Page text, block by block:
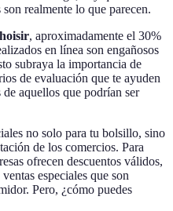
realmente lo que parecen.
, aproximadamente el 30%
en línea son engañosos
subraya la importancia de
de evaluación que te ayuden
aquellos que podrían ser
no solo para tu bolsillo, sino
de los comercios. Para
ofrecen descuentos válidos,
especiales que son
Pero, ¿cómo puedes